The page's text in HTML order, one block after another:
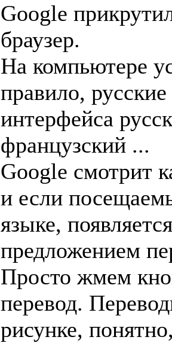
Google
браузер.
На компьютере
правило,
интерфейса
французский ...
Google смотрит
и если
языке,
предложением
Просто жмем
перевод.
рисунке,